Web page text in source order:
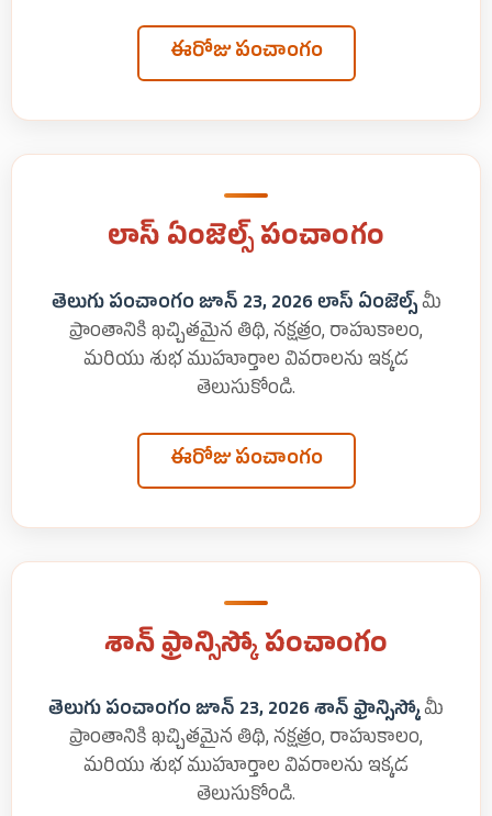
ఈరోజు పంచాంగం
లాస్ ఏంజెల్స్ పంచాంగం
తెలుగు పంచాంగం జూన్ 23, 2026 లాస్ ఏంజెల్స్మీ
ప్రాంతానికి ఖచ్చితమైన తిథి, నక్షత్రం, రాహుకాలం,
మరియు శుభ ముహూర్తాల వివరాలను ఇక్కడ
తెలుసుకోండి.
ఈరోజు పంచాంగం
శాన్ ఫ్రాన్సిస్కో పంచాంగం
తెలుగు పంచాంగం జూన్ 23, 2026 శాన్ ఫ్రాన్సిస్కోమీ
ప్రాంతానికి ఖచ్చితమైన తిథి, నక్షత్రం, రాహుకాలం,
మరియు శుభ ముహూర్తాల వివరాలను ఇక్కడ
తెలుసుకోండి.